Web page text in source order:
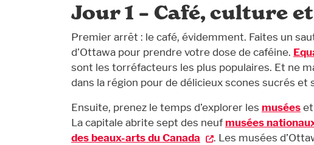
Jour 1 – Café, culture
Premier arrêt : le café, évidemment. Faites un
d’Ottawa pour prendre votre dose de caféine.
sont les torréfacteurs les plus populaires. Et ne
dans la région pour de délicieux scones sucrés et
Ensuite, prenez le temps d’explorer les musées
La capitale abrite sept des neufmusées
des beaux-arts du Canada
. Les musées